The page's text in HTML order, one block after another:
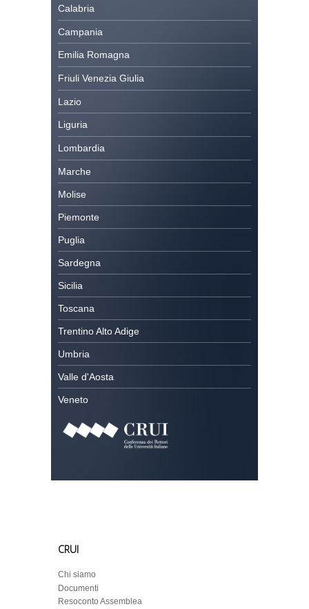
Calabria
Campania
Emilia Romagna
Friuli Venezia Giulia
Lazio
Liguria
Lombardia
Marche
Molise
Piemonte
Puglia
Sardegna
Sicilia
Toscana
Trentino Alto Adige
Umbria
Valle d'Aosta
Veneto
CRUI
Chi siamo
Documenti
Resoconto Assemblea